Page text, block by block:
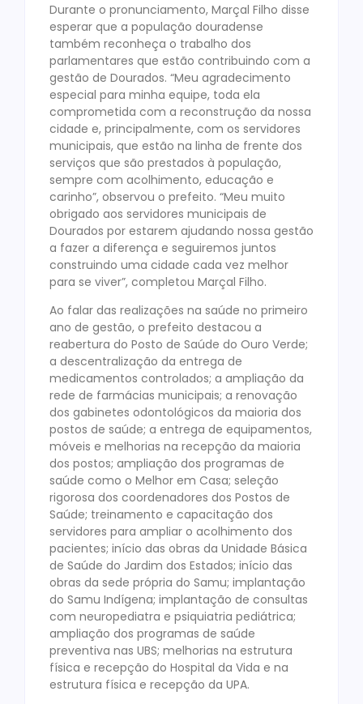
Durante o pronunciamento, Marçal Filho disse
esperar que a população douradense
também reconheça o trabalho dos
parlamentares que estão contribuindo com a
gestão de Dourados. “Meu agradecimento
especial para minha equipe, toda ela
comprometida com a reconstrução da nossa
cidade e, principalmente, com os servidores
municipais, que estão na linha de frente dos
serviços que são prestados à população,
sempre com acolhimento, educação e
carinho”, observou o prefeito. “Meu muito
obrigado aos servidores municipais de
Dourados por estarem ajudando nossa gestão
a fazer a diferença e seguiremos juntos
construindo uma cidade cada vez melhor
para se viver”, completou Marçal Filho.
Ao falar das realizações na saúde no primeiro
ano de gestão, o prefeito destacou a
reabertura do Posto de Saúde do Ouro Verde;
a descentralização da entrega de
medicamentos controlados; a ampliação da
rede de farmácias municipais; a renovação
dos gabinetes odontológicos da maioria dos
postos de saúde; a entrega de equipamentos,
móveis e melhorias na recepção da maioria
dos postos; ampliação dos programas de
saúde como o Melhor em Casa; seleção
rigorosa dos coordenadores dos Postos de
Saúde; treinamento e capacitação dos
servidores para ampliar o acolhimento dos
pacientes; início das obras da Unidade Básica
de Saúde do Jardim dos Estados; início das
obras da sede própria do Samu; implantação
do Samu Indígena; implantação de consultas
com neuropediatra e psiquiatria pediátrica;
ampliação dos programas de saúde
preventiva nas UBS; melhorias na estrutura
física e recepção do Hospital da Vida e na
estrutura física e recepção da UPA.